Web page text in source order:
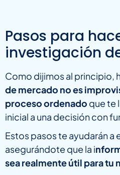
Pasos para
investigación
Como dijimos al principio,
de mercado no es
proceso ordenado que te
inicial a una decisión con
Estos pasos te ayudarán
asegurándote que la i
sea realmente útil para tu